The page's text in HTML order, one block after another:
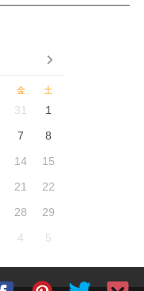
金 土
31
1
7
8
14
15
21
22
28
29
4 5